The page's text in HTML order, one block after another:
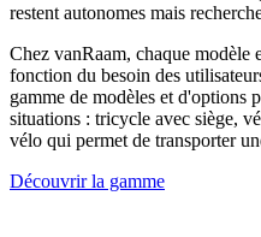
restent autonomes mais
Chez vanRaam, chaque modèle
fonction du besoin des
gamme de modèles et d'options
situations : tricycle avec siège,
vélo qui permet de transporter
Découvrir la gamme